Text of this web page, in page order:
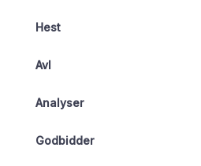
Hest
Avl
Analyser
Godbidder